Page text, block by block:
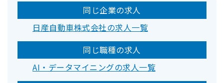
同じ企業の求人
日産自動車株式会社の求人一覧
同じ職種の求人
AI・データマイニングの求人一覧